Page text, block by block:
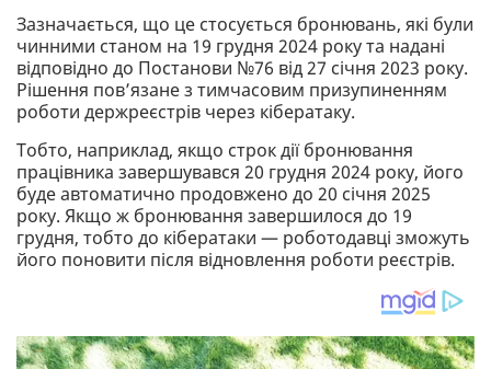
Зазначається, що це стосується бронювань, які були
чинними станом на 19 грудня 2024 року та надані
відповідно до Постанови №76 від 27 січня 2023 року.
Рішення пов’язане з тимчасовим призупиненням
роботи держреєстрів через кібератаку.
Тобто, наприклад, якщо строк дії бронювання
працівника завершувався 20 грудня 2024 року, його
буде автоматично продовжено до 20 січня 2025
року. Якщо ж бронювання завершилося до 19
грудня, тобто до кібератаки — роботодавці зможуть
його поновити після відновлення роботи реєстрів.